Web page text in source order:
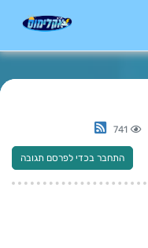
741
התחבר בכדי לפרסם תגובה